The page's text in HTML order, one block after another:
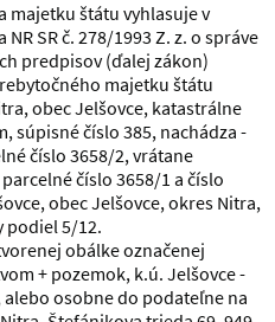
majetku štátu vyhlasuje v
SR č. 278/1993 Z. z. o správe
predpisov (ďalej zákon)
majetku štátu
obec Jelšovce, katastrálne
súpisné číslo 385, nachádza -
číslo 3658/2, vrátane
číslo 3658/1 a číslo
obec Jelšovce, okres Nitra,
podiel 5/12.
obálke označenej
+ pozemok, k.ú. Jelšovce -
alebo osobne do podateľne na